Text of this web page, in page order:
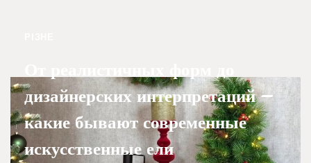
От реалистичных форм до
дизайнерских интерпретаций –
какие бывают современные
искусственные ели